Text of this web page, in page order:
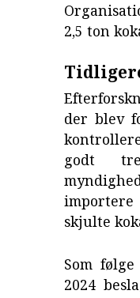
2,5 ton
der blev
godt
skjulte
Som
2024